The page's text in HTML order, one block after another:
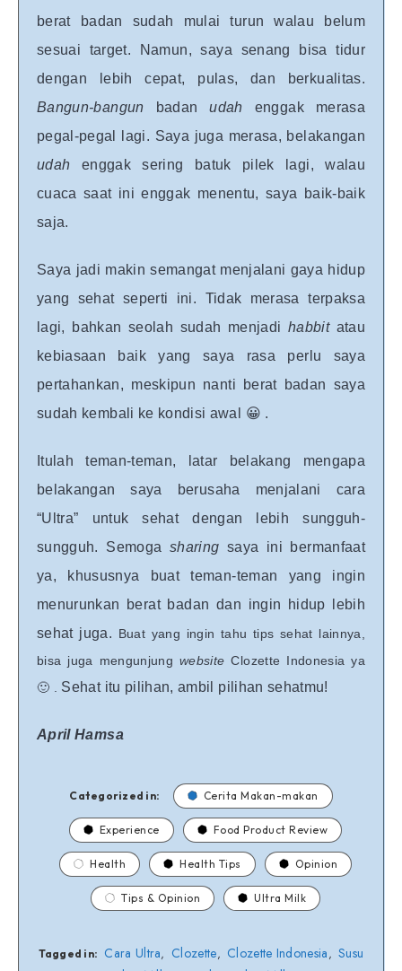
berat badan sudah mulai turun walau belum
sesuai target. Namun, saya senang bisa tidur
dengan lebih cepat, pulas, dan berkualitas.
Bangun-bangun
badanudah enggak merasa
pegal-pegal lagi. Saya juga merasa, belakangan
udah enggak sering batuk pilek lagi, walau
cuaca saat ini enggak menentu, saya baik-baik
saja.
Saya jadi makin semangat menjalani gaya hidup
yang sehat seperti ini. Tidak merasa terpaksa
lagi, bahkan seolah sudah menjadi habbit atau
kebiasaan baik yang saya rasa perlu saya
pertahankan, meskipun nanti berat badan saya
sudah kembali ke kondisi awal 😀 .
Itulah teman-teman, latar belakang mengapa
belakangan saya berusaha menjalani cara
“Ultra” untuk sehat dengan lebih sungguh-
sungguh. Semoga sharing saya ini bermanfaat
ya, khususnya buat teman-teman yang ingin
menurunkan berat badan dan ingin hidup lebih
sehat juga. Buat yang ingin tahu tips sehat lainnya,
bisa juga mengunjungwebsiteClozette Indonesia ya
🙂 .
Sehat itu pilihan, ambil pilihan sehatmu!
April Hamsa
Categorized in: Cerita Makan-makan
Experience Food Product Review
Health Health Tips Opinion
Tips & Opinion Ultra Milk
Tagged in: Cara Ultra, Clozette, Clozette Indonesia, Susu